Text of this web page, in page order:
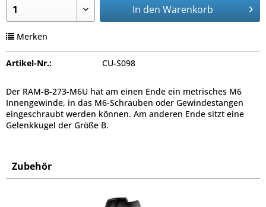
In den Warenkorb
Merken
Artikel-Nr.: CU-S098
Der RAM-B-273-M6U hat am einen Ende ein metrisches M6
Innengewinde, in das M6-Schrauben oder Gewindestangen
eingeschraubt werden können. Am anderen Ende sitzt eine
Gelenkkugel der Größe B.
Zubehör